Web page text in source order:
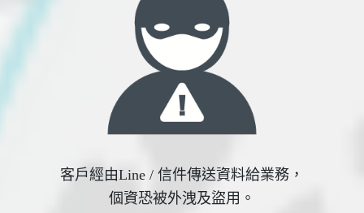
客戶經由Line / 信件傳送資料給業務，
個資恐被外洩及盜用。